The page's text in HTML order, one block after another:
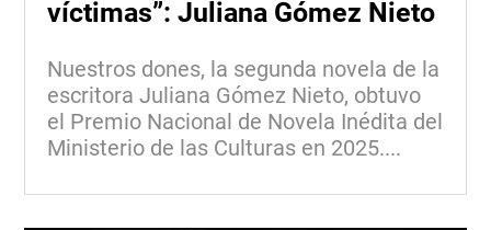
víctimas”: Juliana Gómez Nieto
Nuestros dones, la segunda novela de la
escritora Juliana Gómez Nieto, obtuvo
el Premio Nacional de Novela Inédita del
Ministerio de las Culturas en 2025....